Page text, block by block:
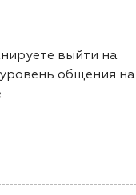
выйти на
общения на